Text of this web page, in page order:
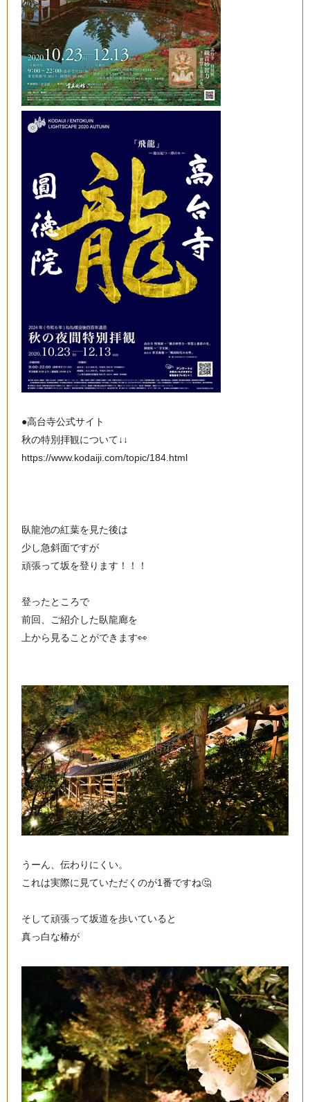
●高台寺公式サイト
秋の特別拝観について↓↓
https://www.kodaiji.com/topic/184.html
臥龍池の紅葉を見た後は
少し急斜面ですが
頑張って坂を登ります！！！
登ったところで
前回、ご紹介した臥龍廊を
上から見ることができます👀
うーん、伝わりにくい。
これは実際に見ていただくのが1番ですね🤔
そして頑張って坂道を歩いていると
真っ白な椿が